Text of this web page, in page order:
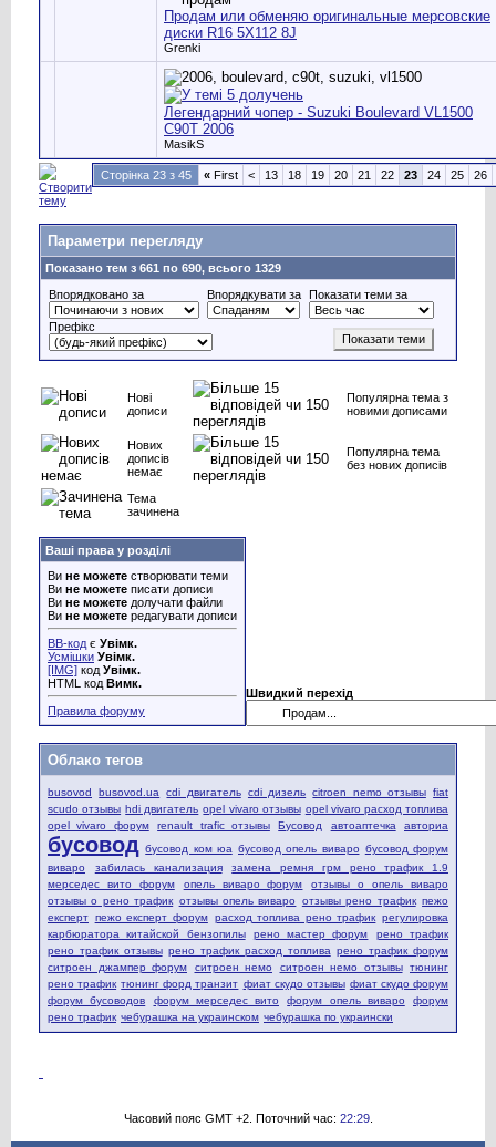
Продам или обменяю оригинальные мерсовские
диски R16 5X112 8J
Grenki
Легендарний чопер - Suzuki Boulevard VL1500
C90T 2006
MasikS
Сторінка 23 з 45 « First < 13 18 19 20 21 22 23 24 25 26
Параметри перегляду
Показано тем з 661 по 690, всього 1329
Впорядковано за
Впорядкувати за Показати теми за
Префікс
Нові
дописи
Популярна тема з
новими дописами
Нових
дописів
немає
Популярна тема
без нових дописів
Тема
зачинена
Ваші права у розділі
Ви не можете створювати теми
Ви не можете писати дописи
Ви не можете долучати файли
Ви не можете редагувати дописи
BB-код є Увімк.
Усмішки Увімк.
[IMG] код Увімк.
HTML код Вимк.
Правила форуму
Швидкий перехід
Облако тегов
busovod busovod.ua cdi двигатель cdi дизель citroen nemo отзывы fiat
scudo отзывы hdi двигатель opel vivaro отзывы opel vivaro расход топлива
opel vivaro форум
renault trafic отзывы Бусовод автоаптечка авториа
бусовод бусовод ком юа бусовод опель виваро бусовод форум
виваро
забилась канализация
замена ремня грм рено трафик 1.9
мерседес вито форум
опель виваро форум
отзывы о опель виваро
отзывы о рено трафик отзывы опель виваро отзывы рено трафик пежо
експерт пежо експерт форум расход топлива рено трафик регулировка
карбюратора китайской бензопилы
рено мастер форум
рено трафик
рено трафик отзывы рено трафик расход топлива рено трафик форум
ситроен джампер форум
ситроен немо ситроен немо отзывы тюнинг
рено трафик тюнинг форд транзит фиат скудо отзывы фиат скудо форум
форум бусоводов
форум мерседес вито форум опель виваро
форум
рено трафик чебурашка на украинском чебурашка по украински
Часовий пояс GMT +2. Поточний час: 22:29.